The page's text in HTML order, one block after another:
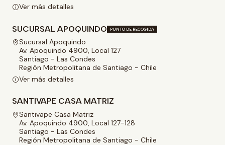
Ver más detalles
SUCURSAL APOQUINDO PUNTO DE RECOGIDA
Sucursal Apoquindo
Av. Apoquindo 4900, Local 127
Santiago - Las Condes
Región Metropolitana de Santiago - Chile
Ver más detalles
SANTIVAPE CASA MATRIZ
Santivape Casa Matriz
Av. Apoquindo 4900, Local 127-128
Santiago - Las Condes
Región Metropolitana de Santiago - Chile